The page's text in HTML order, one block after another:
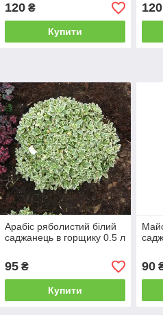
120₴
Купити
120
Арабіс ряболистий білий
саджанець в горщику 0.5 л
95₴
Купити
90